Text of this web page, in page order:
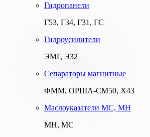
Гидропанели
Г53, Г34, Г31, ГС
Гидроусилители
ЭМГ, Э32
Сепараторы магнитные
ФММ, ОРША-СМ50, Х43
Маслоуказатели МС, МН
МН, МС